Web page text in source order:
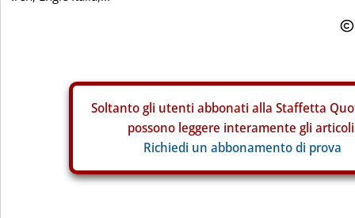
Soltanto gli utenti abbonati alla Staffetta
possono leggere interamente gli
Richiedi un abbonamento di prova